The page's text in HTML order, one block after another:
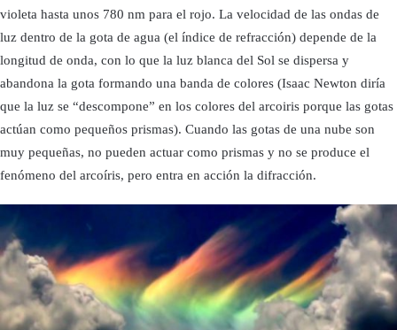
violeta hasta unos 780 nm para el rojo. La velocidad de las ondas de
luz dentro de la gota de agua (el índice de refracción) depende de la
longitud de onda, con lo que la luz blanca del Sol se dispersa y
abandona la gota formando una banda de colores (Isaac Newton diría
que la luz se “descompone” en los colores del arcoiris porque las gotas
actúan como pequeños prismas). Cuando las gotas de una nube son
muy pequeñas, no pueden actuar como prismas y no se produce el
fenómeno del arcoíris, pero entra en acción la difracción.